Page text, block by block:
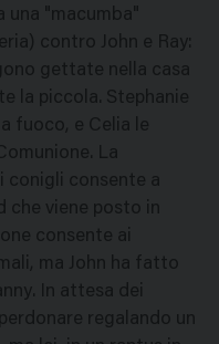
una "macumba"
contro John e Ray:
gettate nella casa
la piccola. Stephanie
fuoco, e Celia le
La
conigli consente a
che viene posto in
consente ai
ma John ha fatto
In attesa dei
regalando un